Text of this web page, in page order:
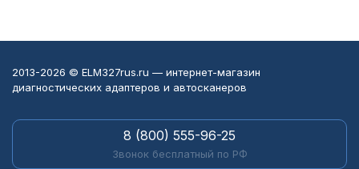
2013-2026 © ELM327rus.ru — интернет-магазин
диагностических адаптеров и автосканеров
8 (800) 555-96-25
Звонок бесплатный по РФ